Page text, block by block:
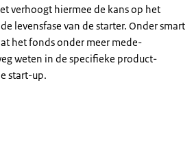
verhoogt hiermee de kans op het
levensfase van de starter. Onder smart
het fonds onder meer mede-
weten in de specifieke product-
start-up.